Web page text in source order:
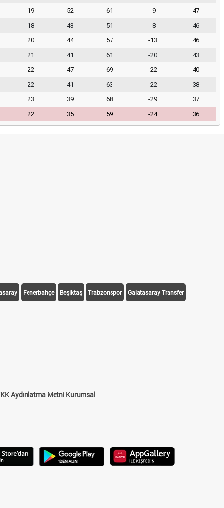
19 52 61 -9
47
18 43 51 -8
46
20 44 57 -13
46
21 41 61 -20
43
22 47 69 -22
40
22 41 63 -22
38
23 39 68 -29
37
22 35 59 -24 36
Fenerbahçe Beşiktaş Trabzonspor Galatasaray Transfer
Aydınlatma Metni Kurumsal